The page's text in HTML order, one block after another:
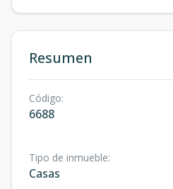
Resumen
Código:
6688
Tipo de inmueble:
Casas